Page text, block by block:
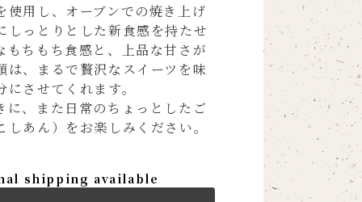
使用し、オーブンでの焼き上げ
しっとりとした新食感を持たせ
もちもち食感と、上品な甘さが
は、まるで贅沢なスイーツを味
させてくれます。
に、また日常のちょっとしたご
あん）をお楽しみください。
shipping available